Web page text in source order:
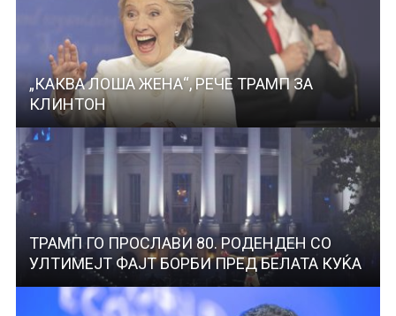
„КАКВА ЛОША ЖЕНА“, РЕЧЕ ТРАМП ЗА
КЛИНТОН
ТРАМП ГО ПРОСЛАВИ 80. РОДЕНДЕН СО
УЛТИМЕЈТ ФАЈТ БОРБИ ПРЕД БЕЛАТА КУЌА